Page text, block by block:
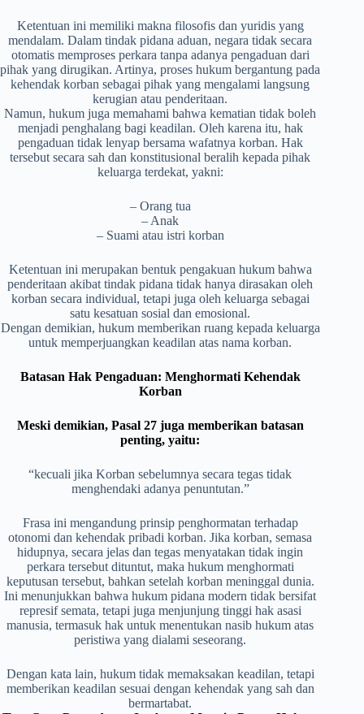
Ketentuan ini memiliki makna filosofis dan yuridis yang
mendalam. Dalam tindak pidana aduan, negara tidak secara
otomatis memproses perkara tanpa adanya pengaduan dari
pihak yang dirugikan. Artinya, proses hukum bergantung pada
kehendak korban sebagai pihak yang mengalami langsung
kerugian atau penderitaan.
Namun, hukum juga memahami bahwa kematian tidak boleh
menjadi penghalang bagi keadilan. Oleh karena itu, hak
pengaduan tidak lenyap bersama wafatnya korban. Hak
tersebut secara sah dan konstitusional beralih kepada pihak
keluarga terdekat, yakni:
– Orang tua
– Anak
– Suami atau istri korban
Ketentuan ini merupakan bentuk pengakuan hukum bahwa
penderitaan akibat tindak pidana tidak hanya dirasakan oleh
korban secara individual, tetapi juga oleh keluarga sebagai
satu kesatuan sosial dan emosional.
Dengan demikian, hukum memberikan ruang kepada keluarga
untuk memperjuangkan keadilan atas nama korban.
Batasan Hak Pengaduan: Menghormati Kehendak
Korban
Meski demikian, Pasal 27 juga memberikan batasan
penting, yaitu:
“kecuali jika Korban sebelumnya secara tegas tidak
menghendaki adanya penuntutan.”
Frasa ini mengandung prinsip penghormatan terhadap
otonomi dan kehendak pribadi korban. Jika korban, semasa
hidupnya, secara jelas dan tegas menyatakan tidak ingin
perkara tersebut dituntut, maka hukum menghormati
keputusan tersebut, bahkan setelah korban meninggal dunia.
Ini menunjukkan bahwa hukum pidana modern tidak bersifat
represif semata, tetapi juga menjunjung tinggi hak asasi
manusia, termasuk hak untuk menentukan nasib hukum atas
peristiwa yang dialami seseorang.
Dengan kata lain, hukum tidak memaksakan keadilan, tetapi
memberikan keadilan sesuai dengan kehendak yang sah dan
bermartabat.